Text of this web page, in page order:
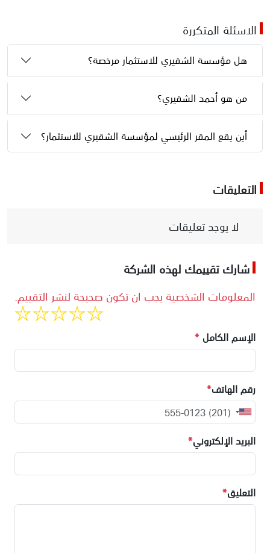
الاسئلة المتكررة
هل مؤسسة الشقيري للاستثمار مرخصة؟
من هو أحمد الشقيري؟
أين يقع المقر الرئيسي لمؤسسة الشقيري للاستثمار؟
التعليقات
لا يوجد تعليقات
شارك تقييمك لهذه الشركة
المعلومات الشخصية يجب ان تكون صحيحة لنشر التقييم.
الإسم الكامل *
رقم الهاتف*
البريد الإلكتروني*
التعليق*